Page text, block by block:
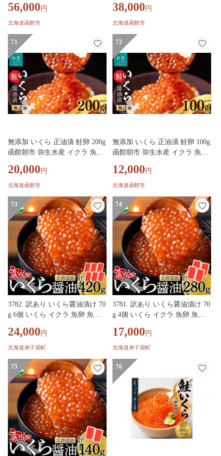
食感 贅沢 使い切りサイズ おに
ぎり 巻きずし カナッペ 北海道
せ 送料無料_HD032-068
56,000 円
北海道函館市
食感 贅沢 使い切りサイズ おに
ぎり 巻きずし カナッペ 北海道
せ 送料無料_HD032-067
38,000 円
北海道函館市
71
無添加 いくら 正油漬 鮭卵 200g
函館朝市 弥生水産 イクラ 魚卵
食感 贅沢 使い切りサイズ おに
ぎり 巻きずし カナッペ 北海道
せ 送料無料_HD032-066
20,000 円
北海道函館市
72
無添加 いくら 正油漬 鮭卵 100g
函館朝市 弥生水産 イクラ 魚卵
食感 贅沢 使い切りサイズ おに
ぎり 巻きずし カナッペ 北海道
せ 送料無料_HD032-065
12,000 円
北海道函館市
73
3782. 訳あり いくら醤油漬け 70
g 6個 いくら イクラ 魚卵 魚介
産 送料無料 北海道 弟子屈町
24,000 円
北海道弟子屈町
74
3781. 訳あり いくら醤油漬け 70
g 4個 いくら イクラ 魚卵 魚介
産 送料無料 北海道 弟子屈町
17,000 円
北海道弟子屈町
75 76